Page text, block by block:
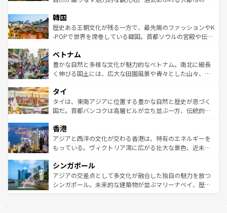
ワイを、存分に味わってほしい。 なお、新着のハワイ情報
はコンテンツ一覧を参照してほしい。
いる。アクティビティも充実しており、サーフィンやダイ
ビング、ハイキングなど、アウトドア好きにはたまらな
い。オーストラリアの多彩な魅力を存分に味わいつくそ
参照してほしい。
ン）、静ひつな山岳地帯である台湾東部など、都市の喧騒
と山間の静けさが共存しており、訪れる人に新しい発見と
驚きをもたらしてくれる。また、奥深い台湾の食文化も魅
容にもいいと評判のスイーツなど、バラエティ豊かな料理
が味わえる。 なお、新着の台湾情報は コンテンツ一覧を参
照してほしい。
韓国
歴史ある王朝文化が残る一方で、最先端のファッションやK
-POPで世界を席巻している韓国。首都ソウルの宮殿や伝統
き、地方に足を延ばせば四季折々の自然美を楽しむことが
できる。そして、キムチや焼肉、絶品のストリートフード
まで、さまざまな韓国料理が待っている。夜には、韓国な
リティに包まれながら、韓国の多彩な魅力を心ゆくまで味
わってみてほしい。 なお、新着の韓国情報はコンテンツ一
覧を参照してほしい。
ベトナム
豊かな自然と多様な文化が魅力的なベトナム。南北に細長
く伸びる国土には、広大な田園風景や青々とした山々、世
急速な発展と共に伝統が息づく。ハノイの古い町並みやホ
ーチミン市のフランス統治時代の建物も、独特の雰囲気を
醸し出している。また、バラエティの豊かさとおいしさで
とつ。フォーやバインミー、ベトナムコーヒーなどは、ぜ
ひ現地で味わいたい。どの地域を訪れてもあたたかい人々
が旅行者を迎えてくれるので、きっと忘れられない旅にな
参照してほしい。
タイ
タイは、東南アジアに位置する豊かな自然と歴史が息づく
国だ。首都バンコクは高層ビルが立ち並ぶ一方、伝統的な
の活気が交差している。北部ではチェンマイなどの山岳地
帯で自然と触れ合い、南部ではプーケットやクラビの美し
いビーチでリゾート気分を楽しむことができる。タイ料理
激する。気候は一年中温暖で、どの季節にも異なる楽しみ
が待っている。親しみやすいタイの人々、仏教を中心とし
た文化、そして多様な観光資源が、訪れる旅人を魅了し続
香港
アジアと西洋の文化が交わる香港は、特有のエネルギーを
もっている。ヴィクトリア湾に広がる壮大な景色、近未来
み、どこを訪れても感動するはず。観光スポットが密集し
ており、効率よく見どころを回れるのも魅力。息をのむよ
うな絶景から文化的な体験まで、香港を存分に楽しみ尽く
シンガポール
アジアの交差点として多文化が融合した独自の魅力を放つ
シンガポール。未来的な建築物が並ぶマリーナベイ、歴史